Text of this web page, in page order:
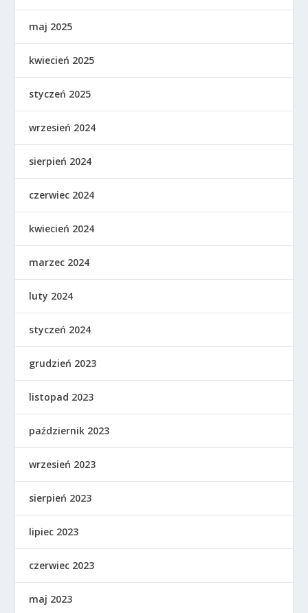
maj 2025
kwiecień 2025
styczeń 2025
wrzesień 2024
sierpień 2024
czerwiec 2024
kwiecień 2024
marzec 2024
luty 2024
styczeń 2024
grudzień 2023
listopad 2023
październik 2023
wrzesień 2023
sierpień 2023
lipiec 2023
czerwiec 2023
maj 2023